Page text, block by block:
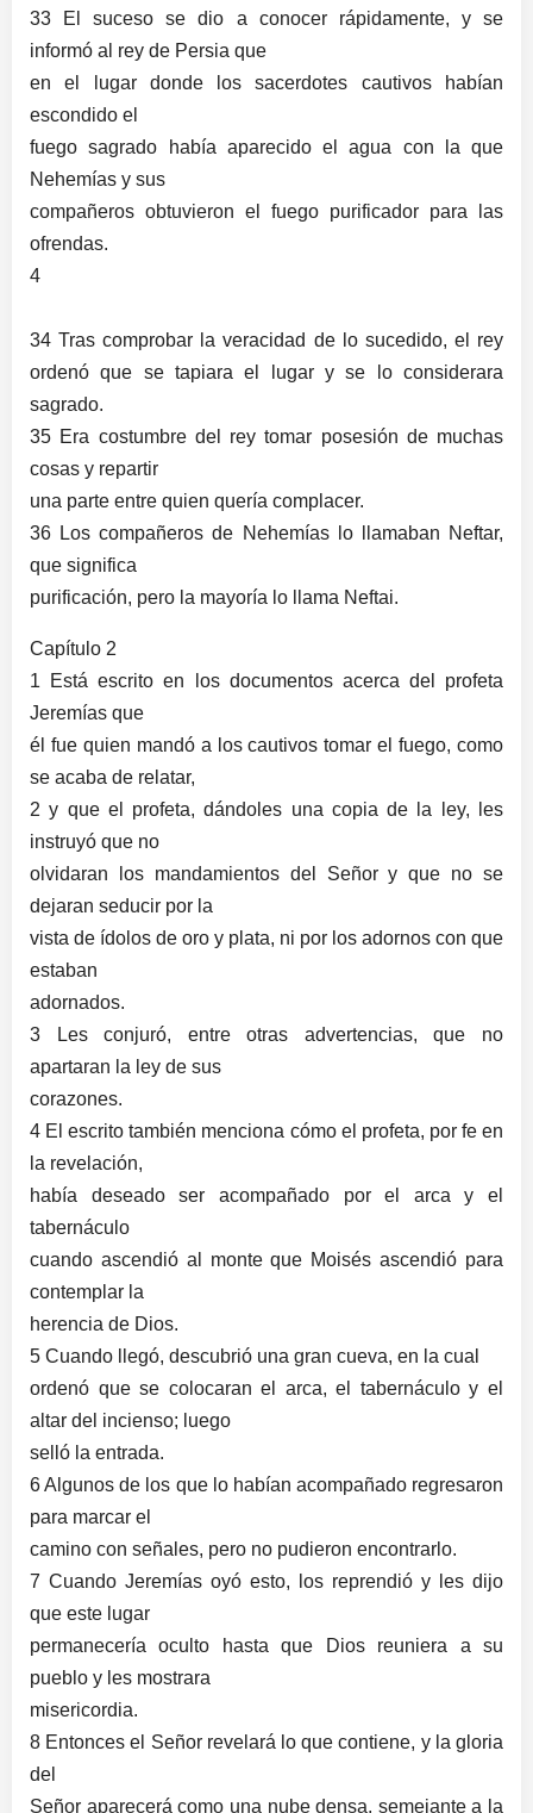
33 El suceso se dio a conocer rápidamente, y se
informó al rey de Persia que
en el lugar donde los sacerdotes cautivos habían
escondido el
fuego sagrado había aparecido el agua con la que
Nehemías y sus
compañeros obtuvieron el fuego purificador para las
ofrendas.
4
34 Tras comprobar la veracidad de lo sucedido, el rey
ordenó que se tapiara el lugar y se lo considerara
sagrado.
35 Era costumbre del rey tomar posesión de muchas
cosas y repartir
una parte entre quien quería complacer.
36 Los compañeros de Nehemías lo llamaban Neftar,
que significa
purificación, pero la mayoría lo llama Neftai.
Capítulo 2
1 Está escrito en los documentos acerca del profeta
Jeremías que
él fue quien mandó a los cautivos tomar el fuego, como
se acaba de relatar,
2 y que el profeta, dándoles una copia de la ley, les
instruyó que no
olvidaran los mandamientos del Señor y que no se
dejaran seducir por la
vista de ídolos de oro y plata, ni por los adornos con que
estaban
adornados.
3 Les conjuró, entre otras advertencias, que no
apartaran la ley de sus
corazones.
4 El escrito también menciona cómo el profeta, por fe en
la revelación,
había deseado ser acompañado por el arca y el
tabernáculo
cuando ascendió al monte que Moisés ascendió para
contemplar la
herencia de Dios.
5 Cuando llegó, descubrió una gran cueva, en la cual
ordenó que se colocaran el arca, el tabernáculo y el
altar del incienso; luego
selló la entrada.
6 Algunos de los que lo habían acompañado regresaron
para marcar el
camino con señales, pero no pudieron encontrarlo.
7 Cuando Jeremías oyó esto, los reprendió y les dijo
que este lugar
permanecería oculto hasta que Dios reuniera a su
pueblo y les mostrara
misericordia.
8 Entonces el Señor revelará lo que contiene, y la gloria
del
Señor aparecerá como una nube densa, semejante a la